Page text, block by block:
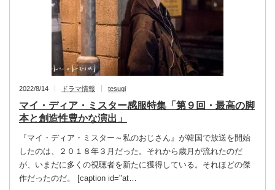
2022/8/14 ドラマ情報 tesugi
マイ・ディア・ミスター感服特集「第９回・最高の脚
本と創造性豊かな演出」
『マイ・ディア・ミスター～私のおじさん』が韓国で放送を開始
したのは、２０１８年３月だった。それから歳月が流れたのだ
が、いまだに多くの視聴者を新たに獲得している。それほどの傑
作だったのだ。 [caption id="at…